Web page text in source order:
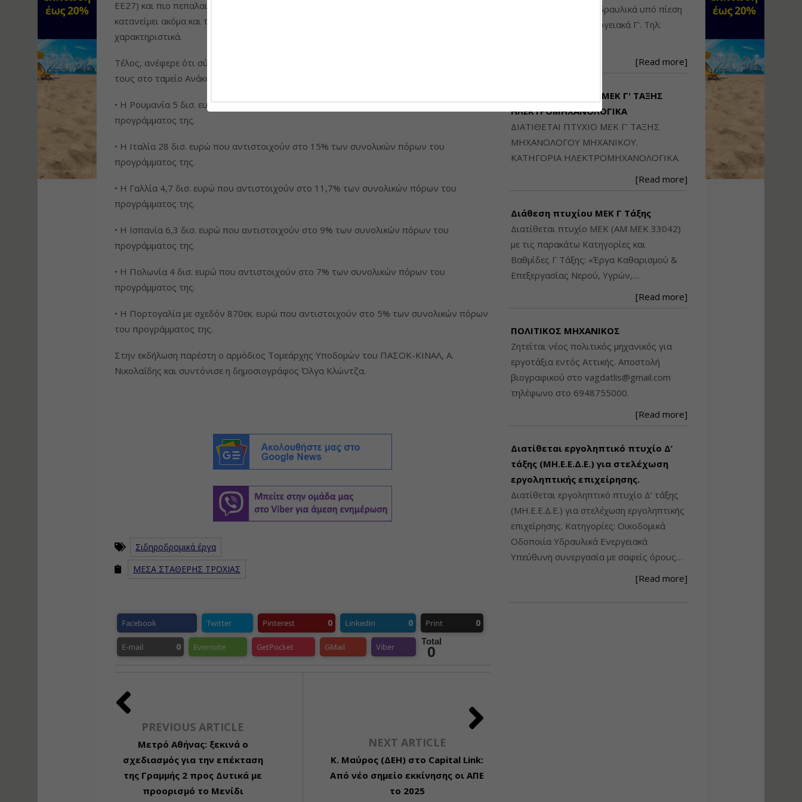
ΕΕ27) και πιο πεπαλαιωμένα δίκτυα της Ευρώπης, τη στιγμή που άλλες χώρες έχουν
κατανείμει ακόμα και το 17% των πόρων του ΤΑΑ για τον σιδηρόδρομο τους», σημείωσε
χαρακτηριστικά.
Τέλος, ανέφερε ότι σύμφωνα με τα διαθέσιμα στοιχεία προέβλεψαν στα αρχικά σχέδια
τους στο ταμείο Ανάκαμψης και Ανθεκτικότητας για υποδομές σιδηροδρόμων:
• H Ρουμανία 5 δισ. ευρώ που αντιστοιχούν στο 17% των συνολικών πόρων του
προγράμματος της.
• H Ιταλία 28 δισ. ευρώ που αντιστοιχούν στο 15% των συνολικών πόρων του
προγράμματος της.
• Η Γαλλία 4,7 δισ. ευρώ που αντιστοιχούν στο 11,7% των συνολικών πόρων του
προγράμματος της.
• Η Ισπανία 6,3 δισ. ευρώ που αντιστοιχούν στο 9% των συνολικών πόρων του
προγράμματος της.
• Η Πολωνία 4 δισ. ευρώ που αντιστοιχούν στο 7% των συνολικών πόρων του
προγράμματος της.
• Η Πορτογαλία με σχεδόν 870εκ. ευρώ που αντιστοιχούν στο 5% των συνολικών πόρων
του προγράμματος της.
Στην εκδήλωση παρέστη ο αρμόδιος Τομεάρχης Υποδομών του ΠΑΣΟΚ-ΚΙΝΑΛ, Α.
Νικολαΐδης και συντόνισε η δημοσιογράφος Όλγα Κλώντζα.
Σιδηροδρομικά έργα
ΜΕΣΑ ΣΤΑΘΕΡΗΣ ΤΡΟΧΙΑΣ
Facebook Twitter Pinterest 0 Linkedin 0 Print 0
E-mail 0 Evernote GetPocket GMail Viber
Total
0
PREVIOUS ARTICLE
Μετρό Αθήνας: ξεκινά ο
σχεδιασμός για την επέκταση
της Γραμμής 2 προς Δυτικά με
προορισμό το Μενίδι
NEXT ARTICLE
Κ. Μαύρος (ΔΕΗ) στο Capital Link:
Από νέο σημείο εκκίνησης οι ΑΠΕ
το 2025
Μηχανικού: Η/Μ Γ', Υδραυλικά υπό πίεση
Β', Βιομηχανικά - Ενεργειακά Γ'. Τηλ:
[Read more]
ΔΙΑΤΙΘΕΤΑΙ ΠΤΥΧΙΟ ΜΕΚ Γ' ΤΑΞΗΣ
ΗΛΕΚΤΡΟΜΗΧΑΝΟΛΟΓΙΚΑ
ΔΙΑΤΙΘΕΤΑΙ ΠΤΥΧΙΟ ΜΕΚ Γ' ΤΑΞΗΣ
ΜΗΧΑΝΟΛΟΓΟΥ ΜΗΧΑΝΙΚΟΥ.
ΚΑΤΗΓΟΡΙΑ ΗΛΕΚΤΡΟΜΗΧΑΝΟΛΟΓΙΚΑ.
[Read more]
Διάθεση πτυχίου ΜΕΚ Γ Τάξης
Διατίθεται πτυχίο ΜΕΚ (ΑΜ ΜΕΚ 33042)
με τις παρακάτω Κατηγορίες και
Βαθμίδες Γ Τάξης: «Έργα Καθαρισμού &
Επεξεργασίας Νερού, Υγρών,…
[Read more]
ΠΟΛΙΤΙΚΟΣ ΜΗΧΑΝΙΚΟΣ
Ζητείται νέος πολιτικός μηχανικός για
εργοτάξια εντός Αττικής. Αποστολή
βιογραφικού στο vagdatlis@gmail.com
τηλέφωνο στο 6948755000.
[Read more]
Διατίθεται εργοληπτικό πτυχίο Δ’
τάξης (ΜΗ.Ε.Ε.Δ.Ε.) για στελέχωση
εργοληπτικής επιχείρησης.
Διατίθεται εργοληπτικό πτυχίο Δ’ τάξης
(ΜΗ.Ε.Ε.Δ.Ε.) για στελέχωση εργοληπτικής
επιχείρησης. Κατηγορίες: Οικοδομικά
Οδοποιία Υδραυλικά Ενεργειακά
Υπεύθυνη συνεργασία με σαφείς όρους…
[Read more]
Ταυτότητα Κτιρίου/
ιδιοκτησίας – Θεωρία
και Πράξη (2024)
Αναστασία Μητρακάκη
Πολεοδομικού
Σχεδιασμού Εντός
Ορίων Πόλεων και
Οικισμών και Εκτός
Εισηγήτρια:
Τιμή από: €145.00
Διάρκεια: 8 ώρες
τεχνολογίας
φωτισμού LED και
Εισηγητής:Στέφανος Τουλόγλου
Τιμή από: €190.00
Διάρκεια: 12 ώρες
Εκπόνηση Τοπικών και
Εισηγητής:
Τιμή από: €130.00
Διάρκεια: 6 ώρες
Επίβλεψη Δημοσίων
Έργων με τον
Ν.4782/2021